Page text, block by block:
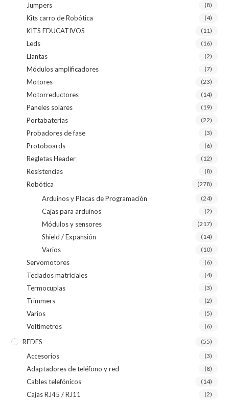
Jumpers (8)
Kits carro de Robótica (4)
KITS EDUCATIVOS (11)
Leds (16)
Llantas (2)
Módulos amplificadores (7)
Motores (23)
Motorreductores (14)
Paneles solares (19)
Portabaterias (22)
Probadores de fase (3)
Protoboards (6)
Regletas Header (12)
Resistencias (8)
Robótica (278)
Arduinos y Placas de Programación (24)
Cajas para arduinos (2)
Módulos y sensores (217)
Shield / Expansión (14)
Varios (10)
Servomotores (6)
Teclados matriciales (4)
Termocuplas (3)
Trimmers (2)
Varios (5)
Voltímetros (6)
REDES (55)
Accesorios (3)
Adaptadores de teléfono y red (8)
Cables telefónicos (14)
Cajas RJ45 / RJ11 (2)